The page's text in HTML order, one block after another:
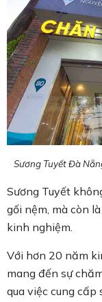
Sương Tuyết Đà
Sương Tuyết
gối nệm, mà còn
kinh nghiệm.
Với hơn 20 năm
mang đến sự
qua việc cung